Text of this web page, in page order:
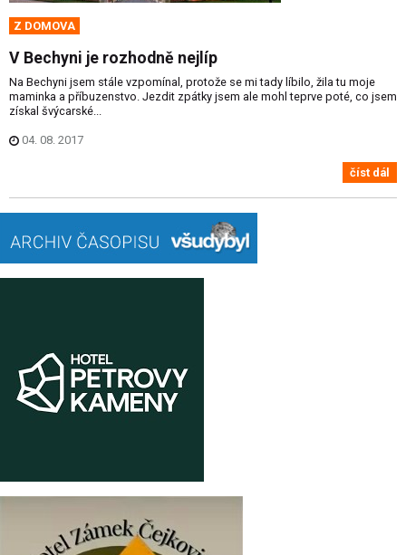
Z DOMOVA
V Bechyni je rozhodně nejlíp
Na Bechyni jsem stále vzpomínal, protože se mi tady líbilo, žila tu moje
maminka a příbuzenstvo. Jezdit zpátky jsem ale mohl teprve poté, co jsem
získal švýcarské...
04. 08. 2017
číst dál